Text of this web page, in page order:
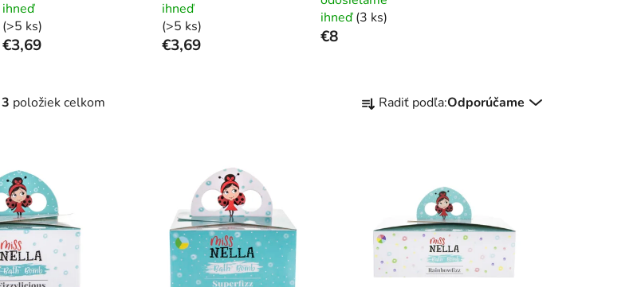
ihneď
(>5 ks)
€3,69
ihneď
(>5 ks)
€3,69
ihneď(3 ks)
€8
3 položiek celkom
R
a Radiť podľa:Odporúčame